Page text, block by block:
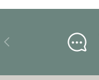
Vorherige